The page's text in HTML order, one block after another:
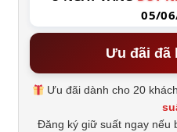
05/
Ưu đãi đã
Ưu đãi dành cho 20
Đăng ký giữ suất ngay nếu